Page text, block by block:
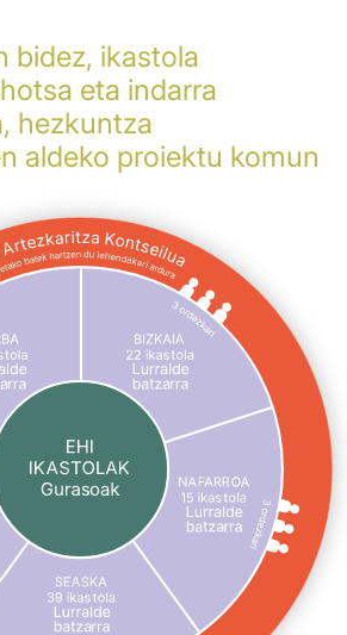
bidez, ikastola
eta indarra
hezkuntza
aldeko proiektu komun